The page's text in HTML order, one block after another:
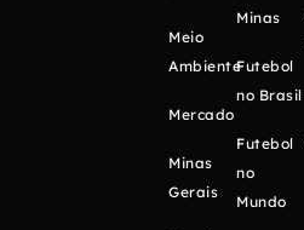
Meio
Ambiente
Mercado
Minas
Gerais
Minas
Futebol
no Brasil
Futebol
no
Mundo